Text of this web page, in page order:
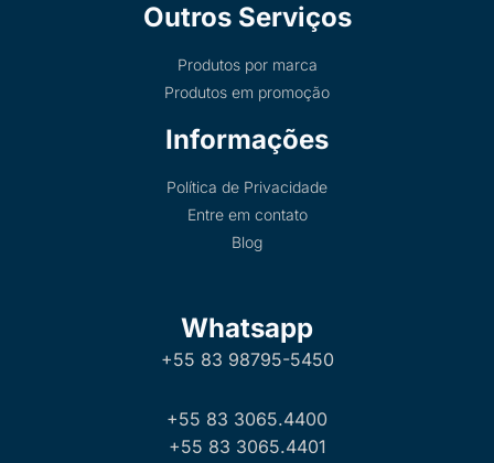
Outros Serviços
Produtos por marca
Produtos em promoção
Informações
Política de Privacidade
Entre em contato
Blog
Whatsapp
+55 83 98795-5450
+55 83 3065.4400
+55 83 3065.4401